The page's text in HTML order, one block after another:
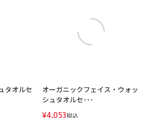
タオルセ
オーガニックフェイス・ウォッ
シュタオルセ･･･
¥4,053税込